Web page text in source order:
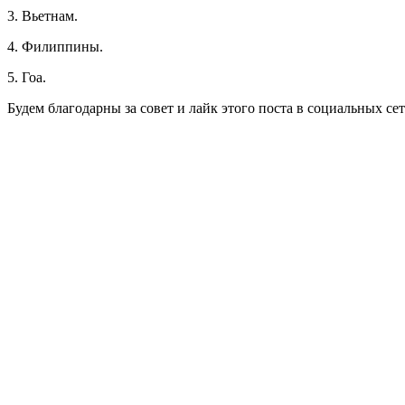
3. Вьетнам.
4. Филиппины.
5. Гоа.
Будем благодарны за совет и лайк этого поста в социальных